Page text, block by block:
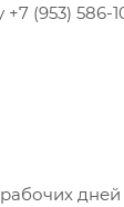
(953) 586-
рабочих